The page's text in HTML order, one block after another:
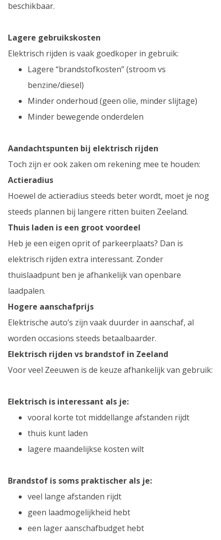
beschikbaar.
Lagere gebruikskosten
Elektrisch rijden is vaak goedkoper in gebruik:
Lagere “brandstofkosten” (stroom vs
benzine/diesel)
Minder onderhoud (geen olie, minder slijtage)
Minder bewegende onderdelen
Aandachtspunten bij elektrisch rijden
Toch zijn er ook zaken om rekening mee te houden:
Actieradius
Hoewel de actieradius steeds beter wordt, moet je nog
steeds plannen bij langere ritten buiten Zeeland.
Thuis laden is een groot voordeel
Heb je een eigen oprit of parkeerplaats? Dan is
elektrisch rijden extra interessant. Zonder
thuislaadpunt ben je afhankelijk van openbare
laadpalen.
Hogere aanschafprijs
Elektrische auto’s zijn vaak duurder in aanschaf, al
worden occasions steeds betaalbaarder.
Elektrisch rijden vs brandstof in Zeeland
Voor veel Zeeuwen is de keuze afhankelijk van gebruik:
Elektrisch is interessant als je:
vooral korte tot middellange afstanden rijdt
thuis kunt laden
lagere maandelijkse kosten wilt
Brandstof is soms praktischer als je:
veel lange afstanden rijdt
geen laadmogelijkheid hebt
een lager aanschafbudget hebt